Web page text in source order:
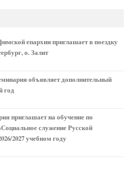
епархии приглашает в поездку
о. Залит
объявляет дополнительный
год
приглашает на обучение по
служение Русской
2027 учебном году